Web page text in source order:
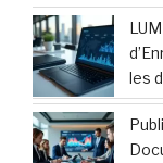
les